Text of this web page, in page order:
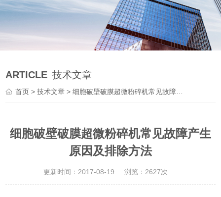
ARTICLE 技术文章
首页 >技术文章 > 细胞破壁破膜超微粉碎机常见故障产生原因及排除方法
细胞破壁破膜超微粉碎机常见故障产生
原因及排除方法
更新时间：2017-08-19 浏览：2627次